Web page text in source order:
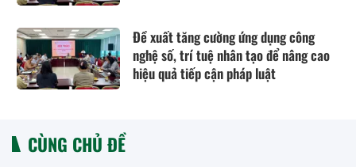
Đề xuất tăng cường ứng dụng công
nghệ số, trí tuệ nhân tạo để nâng cao
hiệu quả tiếp cận pháp luật
CÙNG CHỦ ĐỀ